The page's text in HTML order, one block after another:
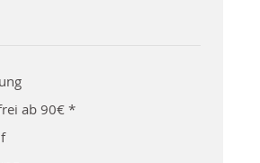
ab 90€ *